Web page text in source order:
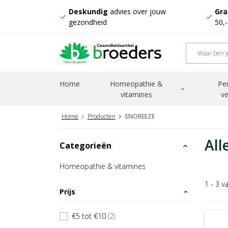
check
Deskundig advies over jouw
gezondheid
check
50,-
Home
Homeopathie &
vitamines
expand_more
Home Producten SNOREEZE
Categorieën expand_less
Homeopathie & vitamines
Prijs expand_less
€5 tot €10 (2)
1 - 3